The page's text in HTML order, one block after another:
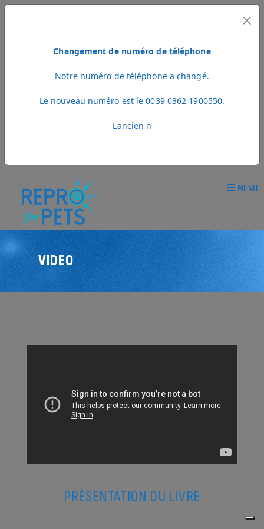
Changement de numéro de téléphone
Notre numéro de téléphone a changé.
Le nouveau numéro est le 0039 0362 1900550.
L'ancien n
MENU
VIDEO
PRÉSENTATION DU LIVRE